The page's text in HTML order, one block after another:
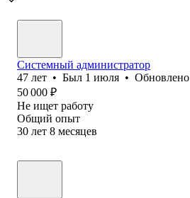
Системный администратор
47 лет • Был 1 июля • Обновлено
50 000 ₽
Не ищет работу
Общий опыт
30 лет 8 месяцев